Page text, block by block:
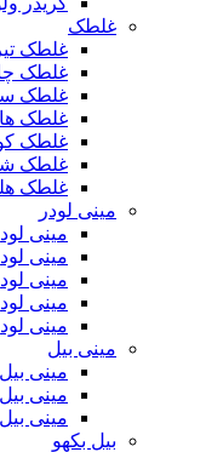
غلطک
غلطک
غلطک
غلطک
غلطک
غلطک
غلطک
غلطک
مینی لودر
مینی
مینی
مینی
مینی
مینی
مینی بیل
مینی
مینی بیل
مینی بیل
بیل بکهو